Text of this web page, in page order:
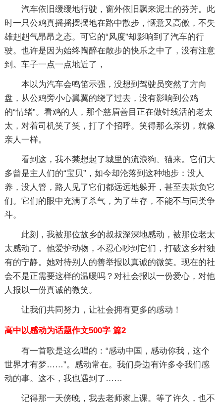
汽车依旧缓缓地行驶，窗外依旧飘来泥土的芬芳。此
时一只公鸡真摇摇摆摆地在路中散步，惬意又高傲，不失
雄赳赳气昂昂之态。可它的“风度”却影响到了汽车的行
驶。也许是因为始终陶醉在散步的快乐之中了，没有注意
到。车子一点一点地近了，
本以为汽车会鸣笛示强，没想到驾驶员突然了方向
盘，从公鸡旁小心翼翼的绕了过去，没有影响到公鸡
的“情绪”。看鸡的人，那个慈眉善目正在做针线活的老太
太，对着司机笑了笑，打了个招呼。笑得那么亲切，就像
亲人一样。
看到这，我不禁想起了城里的流浪狗、猫来。它们大
多曾是主人们的“宝贝”，如今却沦落到这种地步：没人
养，没人管，路人见了它们都远远地躲开，甚至去欺负它
们。它们的眼中充满了杀气，为了生存，不能不与同类争
斗。
此刻，我被那位故乡的叔叔深深地感动，被那位老太
太感动了。他爱护动物，不忍心吵到它们，打破这乡村独
有的宁静。她对待别人的善举报以真诚的微笑。现在的社
会不是正需要这样的温暖吗？对社会报以一份爱心，对他
人报以一份真诚的微笑。
让我们共同努力，让社会拥有更多的感动！
高中以感动为话题作文500字 篇2
有一首歌是这么唱的：“感动中国，感动你我，这个
世界才有梦……”。感动常在。我们身边有许多令我们感
动的事。这不，我也遇到了……
记得那一天傍晚，我去老师家上课。等了许久，也不